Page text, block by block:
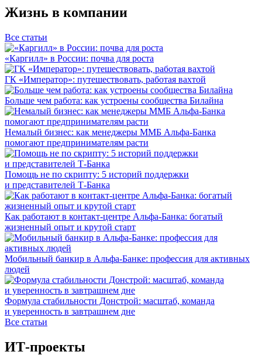
Жизнь в компании
Все статьи
«Каргилл» в России: почва для роста
ГК «Император»: путешествовать, работая вахтой
Больше чем работа: как устроены сообщества Билайна
Немалый бизнес: как менеджеры ММБ Альфа-Банка
помогают предпринимателям расти
Помощь не по скрипту: 5 историй поддержки
и представителей Т-Банка
Как работают в контакт-центре Альфа-Банка: богатый
жизненный опыт и крутой старт
Мобильный банкир в Альфа-Банке: профессия для активных
людей
Формула стабильности Донстрой: масштаб, команда
и уверенность в завтрашнем дне
Все статьи
ИТ-проекты